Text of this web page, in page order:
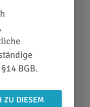
BGB.
ZU DIESEM